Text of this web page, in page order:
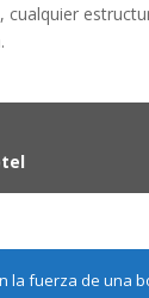
la fuerza de una